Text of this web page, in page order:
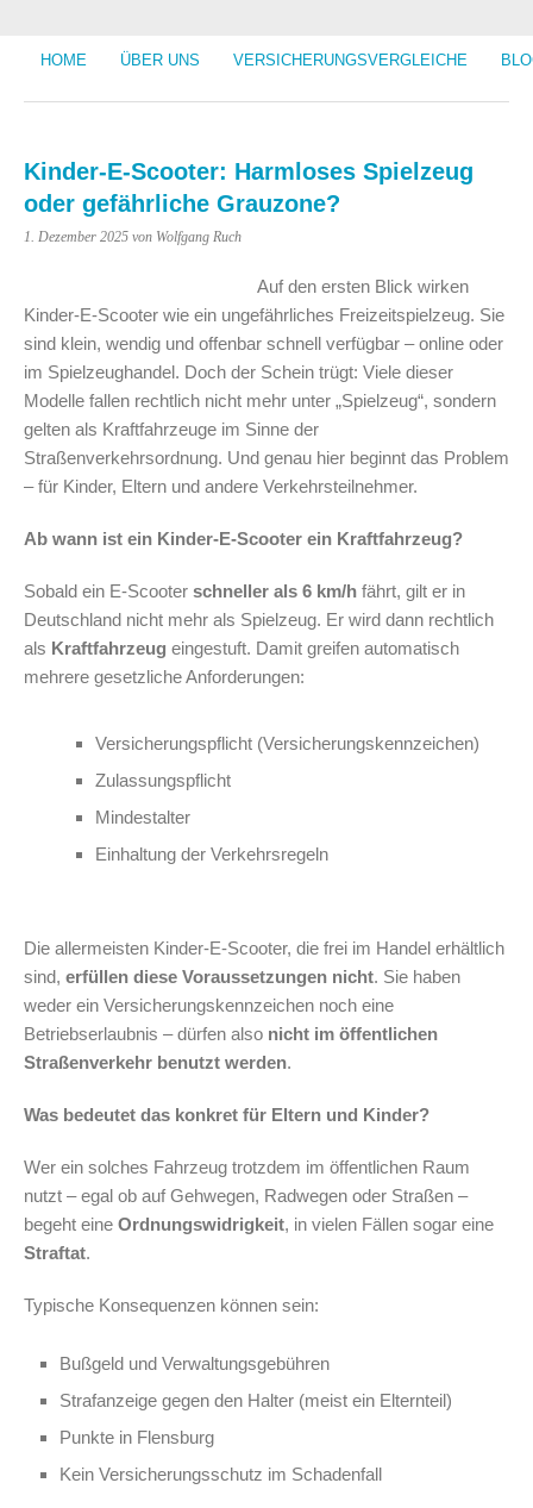
HOME ÜBER UNS VERSICHERUNGSVERGLEICHE
Kinder-E-Scooter: Harmloses Spielzeug
oder gefährliche Grauzone?
1. Dezember 2025 von Wolfgang Ruch
Auf den ersten Blick wirken
Kinder-E-Scooter wie ein ungefährliches Freizeitspielzeug. Sie
sind klein, wendig und offenbar schnell verfügbar – online oder
im Spielzeughandel. Doch der Schein trügt: Viele dieser
Modelle fallen rechtlich nicht mehr unter „Spielzeug“, sondern
gelten als Kraftfahrzeuge im Sinne der
Straßenverkehrsordnung. Und genau hier beginnt das Problem
– für Kinder, Eltern und andere Verkehrsteilnehmer.
Ab wann ist ein Kinder-E-Scooter ein Kraftfahrzeug?
Sobald ein E-Scooter schneller als 6 km/h fährt, gilt er in
Deutschland nicht mehr als Spielzeug. Er wird dann rechtlich
als Kraftfahrzeug eingestuft. Damit greifen automatisch
mehrere gesetzliche Anforderungen:
Versicherungspflicht (Versicherungskennzeichen)
Zulassungspflicht
Mindestalter
Einhaltung der Verkehrsregeln
Die allermeisten Kinder-E-Scooter, die frei im Handel erhältlich
sind, erfüllen diese Voraussetzungen nicht. Sie haben
weder ein Versicherungskennzeichen noch eine
Betriebserlaubnis – dürfen also nicht im öffentlichen
Straßenverkehr benutzt werden.
Was bedeutet das konkret für Eltern und Kinder?
Wer ein solches Fahrzeug trotzdem im öffentlichen Raum
nutzt – egal ob auf Gehwegen, Radwegen oder Straßen –
begeht eine Ordnungswidrigkeit, in vielen Fällen sogar eine
Straftat.
Typische Konsequenzen können sein:
Bußgeld und Verwaltungsgebühren
Strafanzeige gegen den Halter (meist ein Elternteil)
Punkte in Flensburg
Kein Versicherungsschutz im Schadenfall